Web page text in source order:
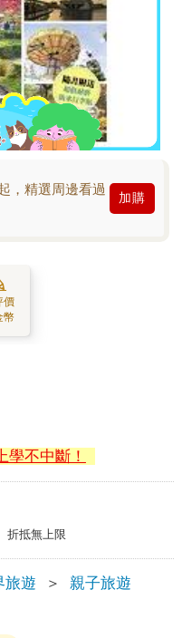
，精選周邊看過
加購
價
幣
不中斷！
折抵無上限
旅遊 ＞ 親子旅遊